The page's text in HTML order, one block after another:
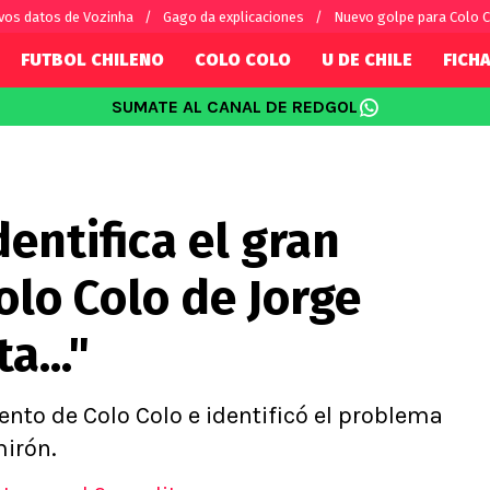
datos de Vozinha Gago da explicaciones Nuevo golpe para Colo
por el mundo
Fútbol Argentino
Fútbol Brasileño
FUTBOL CHILENO COLO COLO U DE CHILE
SUMATE AL CANAL DE REDGOL
el gran
Colo de Jorge
de Colo Colo e identificó el problema